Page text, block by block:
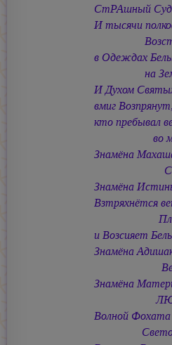
СтРАшный
И тысячи
в Одеждах
на
И Духом
вмиг Возпрянут,
кто пребывал
во
Знамёна
Знамёна
Взтряхнётся
и Возсияет
Знамёна
Знамёна
Волной Фохата